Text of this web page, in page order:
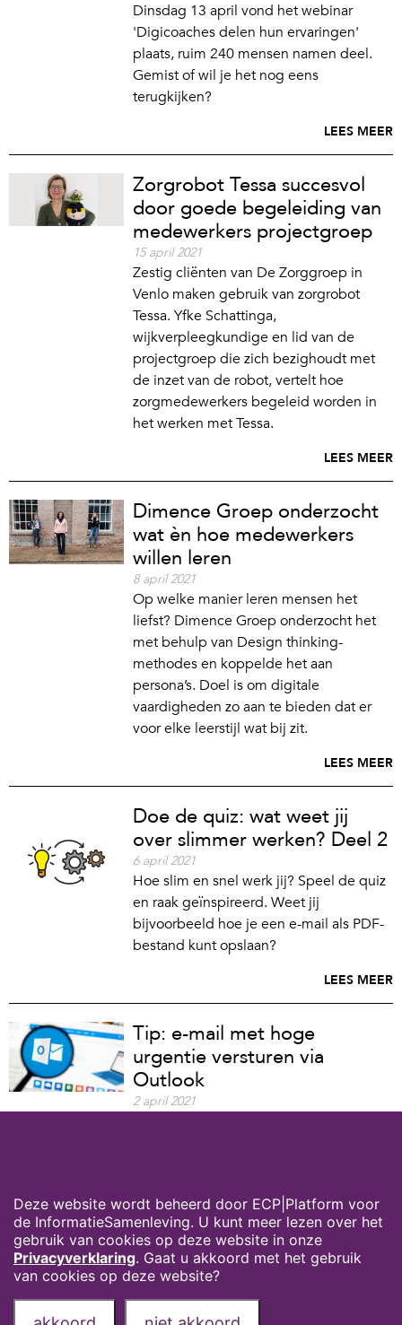
Dinsdag 13 april vond het webinar
'Digicoaches delen hun ervaringen'
plaats, ruim 240 mensen namen deel.
Gemist of wil je het nog eens
terugkijken?
LEES MEER
Zorgrobot Tessa succesvol
door goede begeleiding van
medewerkers projectgroep
15 april 2021
Zestig cliënten van De Zorggroep in
Venlo maken gebruik van zorgrobot
Tessa. Yfke Schattinga,
wijkverpleegkundige en lid van de
projectgroep die zich bezighoudt met
de inzet van de robot, vertelt hoe
zorgmedewerkers begeleid worden in
het werken met Tessa.
LEES MEER
Dimence Groep onderzocht
wat èn hoe medewerkers
willen leren
8 april 2021
Op welke manier leren mensen het
liefst? Dimence Groep onderzocht het
met behulp van Design thinking-
methodes en koppelde het aan
persona’s. Doel is om digitale
vaardigheden zo aan te bieden dat er
voor elke leerstijl wat bij zit.
LEES MEER
Doe de quiz: wat weet jij
over slimmer werken? Deel 2
6 april 2021
Hoe slim en snel werk jij? Speel de quiz
en raak geïnspireerd. Weet jij
bijvoorbeeld hoe je een e-mail als PDF-
bestand kunt opslaan?
LEES MEER
Tip: e-mail met hoge
urgentie versturen via
Outlook
2 april 2021
LEES MEER
Privacyverklaring
Over deze website
Deze website wordt beheerd door ECP|Platform voor
de InformatieSamenleving. U kunt meer lezen over het
gebruik van cookies op deze website in onze
Privacyverklaring. Gaat u akkoord met het gebruik
van cookies op deze website?